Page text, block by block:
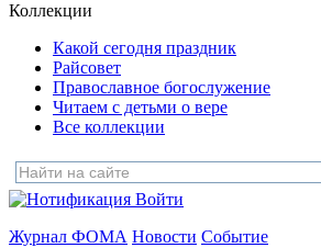
Коллекции
Какой сегодня праздник
Райсовет
Православное богослужение
Читаем с детьми о вере
Все коллекции
Войти
Журнал ФОМА Новости Событие